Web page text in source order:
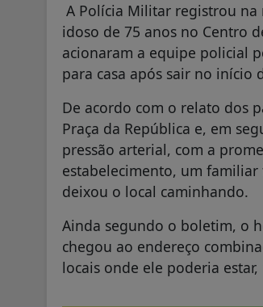
A Polícia Militar registrou na
idoso de 75 anos no Centro
acionaram a equipe policial
para casa após sair no início
De acordo com o relato dos
Praça da República e, em
pressão arterial, com a
estabelecimento, um
deixou o local caminhando.
Ainda segundo o boletim, o
chegou ao endereço
locais onde ele poderia